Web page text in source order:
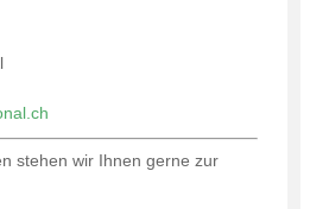
stehen wir Ihnen gerne zur